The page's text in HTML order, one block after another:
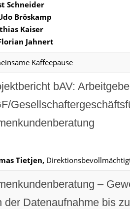
Schneider
Bröskamp
Kaiser
Jahnert
Kaffeepause
bAV:
Tietjen,
–
der Datenaufnahme bis